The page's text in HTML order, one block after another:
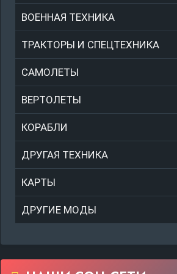
ВОЕННАЯ ТЕХНИКА
ТРАКТОРЫ И СПЕЦТЕХНИКА
САМОЛЕТЫ
ВЕРТОЛЕТЫ
КОРАБЛИ
ДРУГАЯ ТЕХНИКА
КАРТЫ
ДРУГИЕ МОДЫ